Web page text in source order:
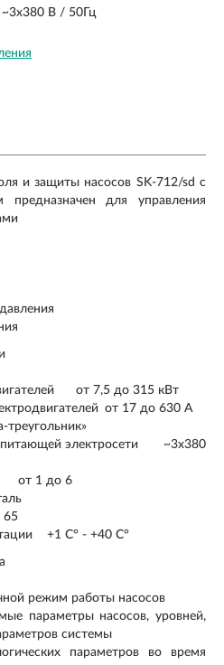
~3х380 В / 50Гц
и защиты насосов SK-712/sd с
предназначен для управления
от 7,5 до 315 кВт
от 17 до 630 А
треугольник»
электросети
~3х380
от 1 до 6
65
+1 C° - +40 C°
режим работы насосов
параметры насосов, уровней,
системы
параметров во время